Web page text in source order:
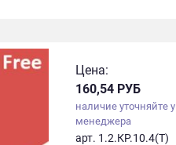
Цена:
160,54 РУБ
наличие уточняйте у
менеджера
арт. 1.2.КР.10.4(Т)